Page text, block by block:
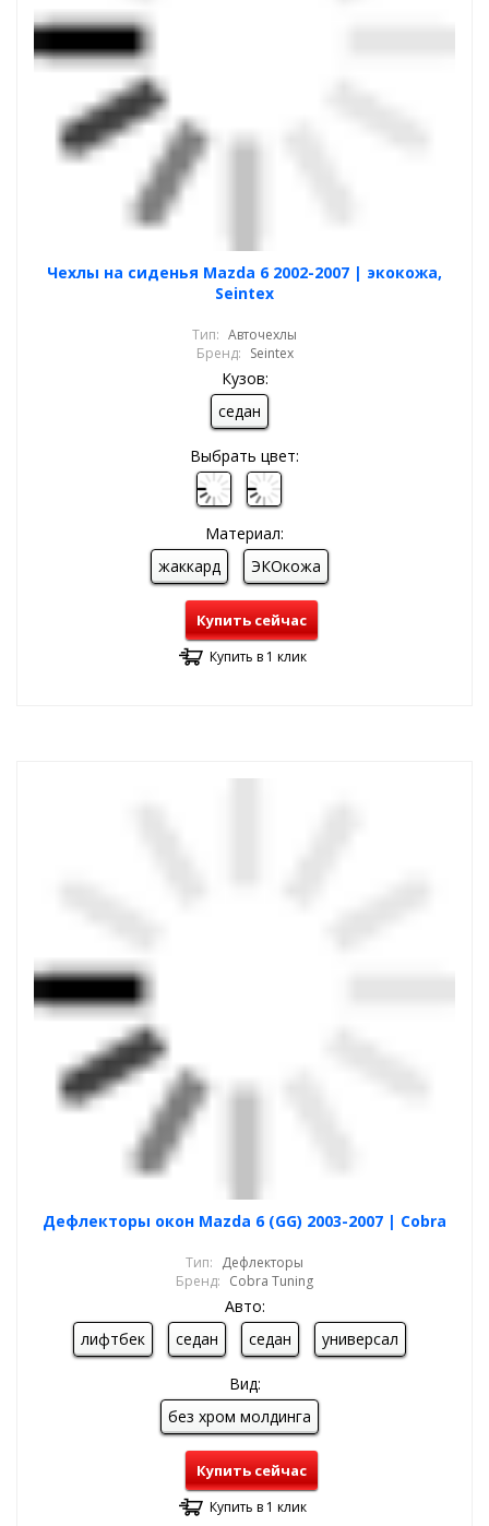
Чехлы на сиденья Mazda 6 2002-2007 | экокожа,
Seintex
Тип: Авточехлы
Бренд: Seintex
Кузов:
седан
Выбрать цвет:
Материал:
жаккард
ЭКОкожа
Купить сейчас
Купить в 1 клик
Дефлекторы окон Mazda 6 (GG) 2003-2007 | Cobra
Тип: Дефлекторы
Бренд: Cobra Tuning
Авто:
лифтбек
седан седан универсал
Вид:
без хром молдинга
Купить сейчас
Купить в 1 клик